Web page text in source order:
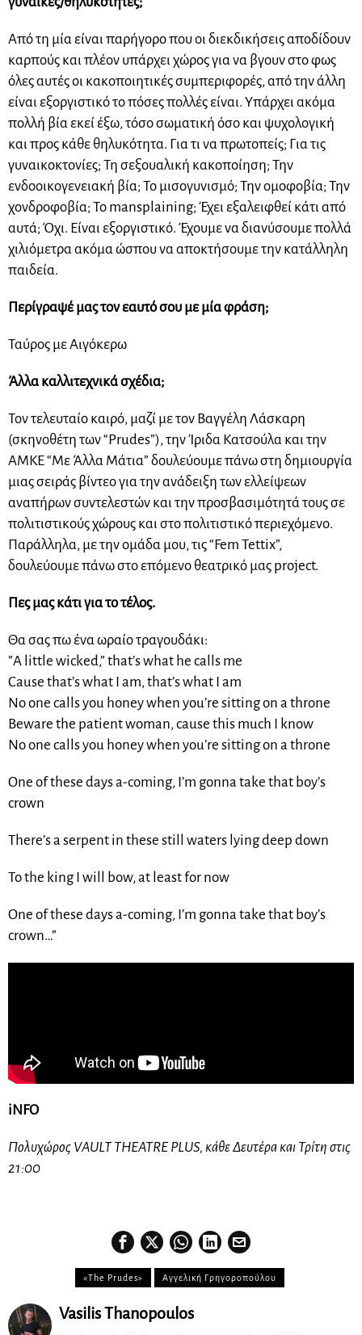
Από τη μία είναι παρήγορο που οι διεκδικήσεις αποδίδουν
καρπούς και πλέον υπάρχει χώρος για να βγουν στο φως
όλες αυτές οι κακοποιητικές συμπεριφορές, από την άλλη
είναι εξοργιστικό το πόσες πολλές είναι. Υπάρχει ακόμα
πολλή βία εκεί έξω, τόσο σωματική όσο και ψυχολογική
και προς κάθε θηλυκότητα. Για τι να πρωτοπείς; Για τις
γυναικοκτονίες; Τη σεξουαλική κακοποίηση; Την
ενδοοικογενειακή βία; Το μισογυνισμό; Την ομοφοβία; Την
χονδροφοβία; Το mansplaining; Έχει εξαλειφθεί κάτι από
αυτά; Όχι. Είναι εξοργιστικό. Έχουμε να διανύσουμε πολλά
χιλιόμετρα ακόμα ώσπου να αποκτήσουμε την κατάλληλη
παιδεία.
Περίγραψέ μας τον εαυτό σου με μία φράση;
Ταύρος με Αιγόκερω
Άλλα καλλιτεχνικά σχέδια;
Τον τελευταίο καιρό, μαζί με τον Βαγγέλη Λάσκαρη
(σκηνοθέτη των “Prudes”), την Ίριδα Κατσούλα και την
ΑΜΚΕ “Με Άλλα Μάτια” δουλεύουμε πάνω στη δημιουργία
μιας σειράς βίντεο για την ανάδειξη των ελλείψεων
αναπήρων συντελεστών και την προσβασιμότητά τους σε
πολιτιστικούς χώρους και στο πολιτιστικό περιεχόμενο.
Παράλληλα, με την ομάδα μου, τις “Fem Tettix”,
δουλεύουμε πάνω στο επόμενο θεατρικό μας project.
Πες μας κάτι για το τέλος.
Θα σας πω ένα ωραίο τραγουδάκι:
”A little wicked,” that’s what he calls me
Cause that’s what I am, that’s what I am
No one calls you honey when you’re sitting on a throne
Beware the patient woman, cause this much I know
No one calls you honey when you’re sitting on a throne
One of these days a-coming, I’m gonna take that boy’s
crown
There’s a serpent in these still waters lying deep down
To the king I will bow, at least for now
One of these days a-coming, I’m gonna take that boy’s
crown…”
iNFO
Πολυχώρος VAULT THEATRE PLUS, κάθε Δευτέρα και Τρίτη στις
21:00
«The Prudes» Αγγελική Γρηγοροπούλου
Vasilis Thanopoulos